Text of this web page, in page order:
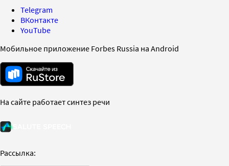
Telegram
ВКонтакте
YouTube
Мобильное приложение Forbes Russia на Android
На сайте работает синтез речи
Рассылка: